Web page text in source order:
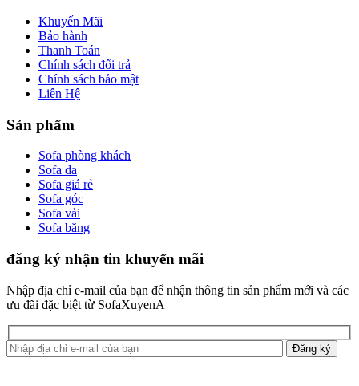
Khuyến Mãi
Bảo hành
Thanh Toán
Chính sách đổi trả
Chính sách bảo mật
Liên Hệ
Sản phẩm
Sofa phòng khách
Sofa da
Sofa giá rẻ
Sofa góc
Sofa vải
Sofa băng
đăng ký nhận tin khuyến mãi
Nhập địa chỉ e-mail của bạn để nhận thông tin sản phẩm mới và các
ưu đãi đặc biệt từ SofaXuyenA